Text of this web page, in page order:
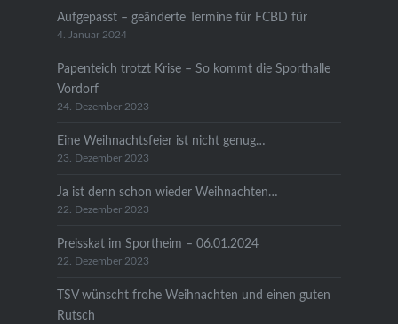
Aufgepasst – geänderte Termine für FCBD für
4. Januar 2024
Papenteich trotzt Krise – So kommt die Sporthalle
Vordorf
24. Dezember 2023
Eine Weihnachtsfeier ist nicht genug…
23. Dezember 2023
Ja ist denn schon wieder Weihnachten…
22. Dezember 2023
Preisskat im Sportheim – 06.01.2024
22. Dezember 2023
TSV wünscht frohe Weihnachten und einen guten
Rutsch